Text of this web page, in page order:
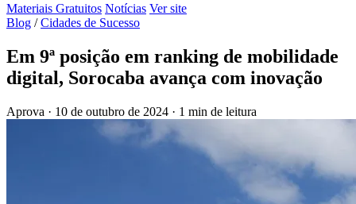
Materiais Gratuitos Notícias Ver site
Blog / Cidades de Sucesso
Em 9ª posição em ranking de mobilidade
digital, Sorocaba avança com inovação
Aprova · 10 de outubro de 2024 · 1 min de leitura